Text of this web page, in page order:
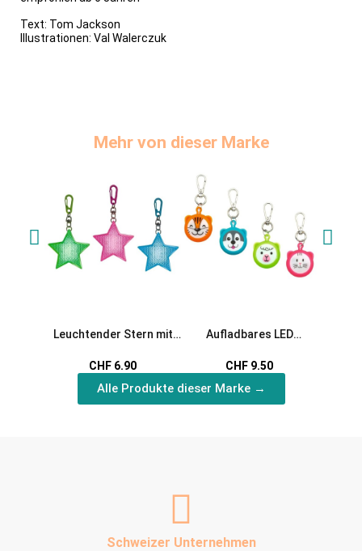
Text: Tom Jackson
Illustrationen: Val Walerczuk
Mehr von dieser Marke
Leuchtender Stern mit
CHF 6.90
Aufladbares LED
CHF 9.50
Alle Produkte dieser Marke →
Schweizer Unternehmen